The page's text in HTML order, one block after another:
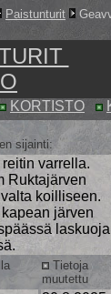
Paistunturit
KORTISTO
sijainti:
reitin varrella.
Ruktajärven
koilliseen.
järven
Tietoja
muutettu